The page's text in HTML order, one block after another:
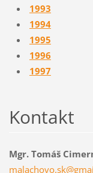
1993
1994
1995
1996
1997
Kontakt
Mgr. Tomáš
malachovo.sk@gma